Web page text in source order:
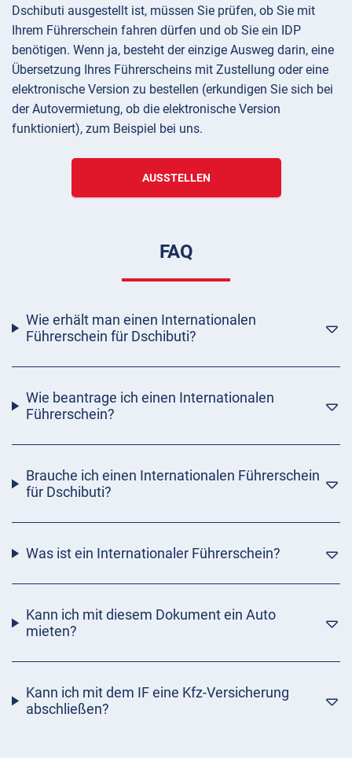
Dschibuti ausgestellt ist, müssen Sie prüfen, ob Sie mit
Ihrem Führerschein fahren dürfen und ob Sie ein IDP
benötigen. Wenn ja, besteht der einzige Ausweg darin, eine
Übersetzung Ihres Führerscheins mit Zustellung oder eine
elektronische Version zu bestellen (erkundigen Sie sich bei
der Autovermietung, ob die elektronische Version
funktioniert), zum Beispiel bei uns.
AUSSTELLEN
FAQ
Wie erhält man einen Internationalen
Führerschein für Dschibuti?
Wie beantrage ich einen Internationalen
Führerschein?
Brauche ich einen Internationalen Führerschein
für Dschibuti?
Was ist ein Internationaler Führerschein?
Kann ich mit diesem Dokument ein Auto
mieten?
Kann ich mit dem IF eine Kfz-Versicherung
abschließen?